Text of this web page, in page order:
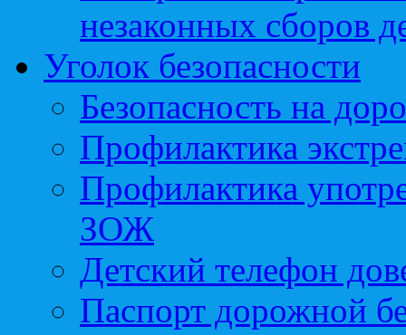
незаконных сборов
Уголок безопасности
Безопасность на
Профилактика
Профилактика
ЗОЖ
Детский телефон
Паспорт дорожной